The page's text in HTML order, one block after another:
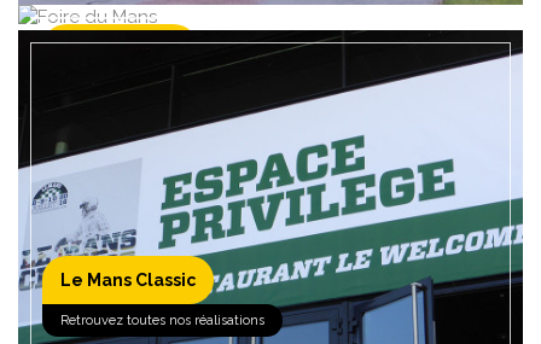
Foire du Mans
Retrouvez toutes nos réalisations
Le Mans Classic
Retrouvez toutes nos réalisations
EN SAVOIR +